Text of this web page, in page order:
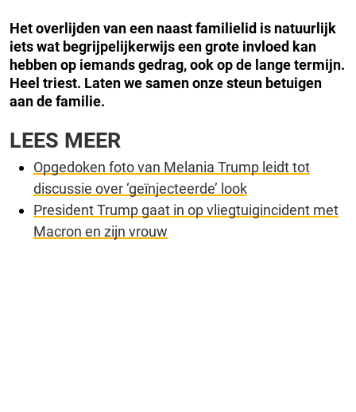
Het overlijden van een naast familielid is natuurlijk
iets wat begrijpelijkerwijs een grote invloed kan
hebben op iemands gedrag, ook op de lange termijn.
Heel triest. Laten we samen onze steun betuigen
aan de familie.
LEES MEER
Opgedoken foto van Melania Trump leidt tot
discussie over ‘geïnjecteerde’ look
President Trump gaat in op vliegtuigincident met
Macron en zijn vrouw